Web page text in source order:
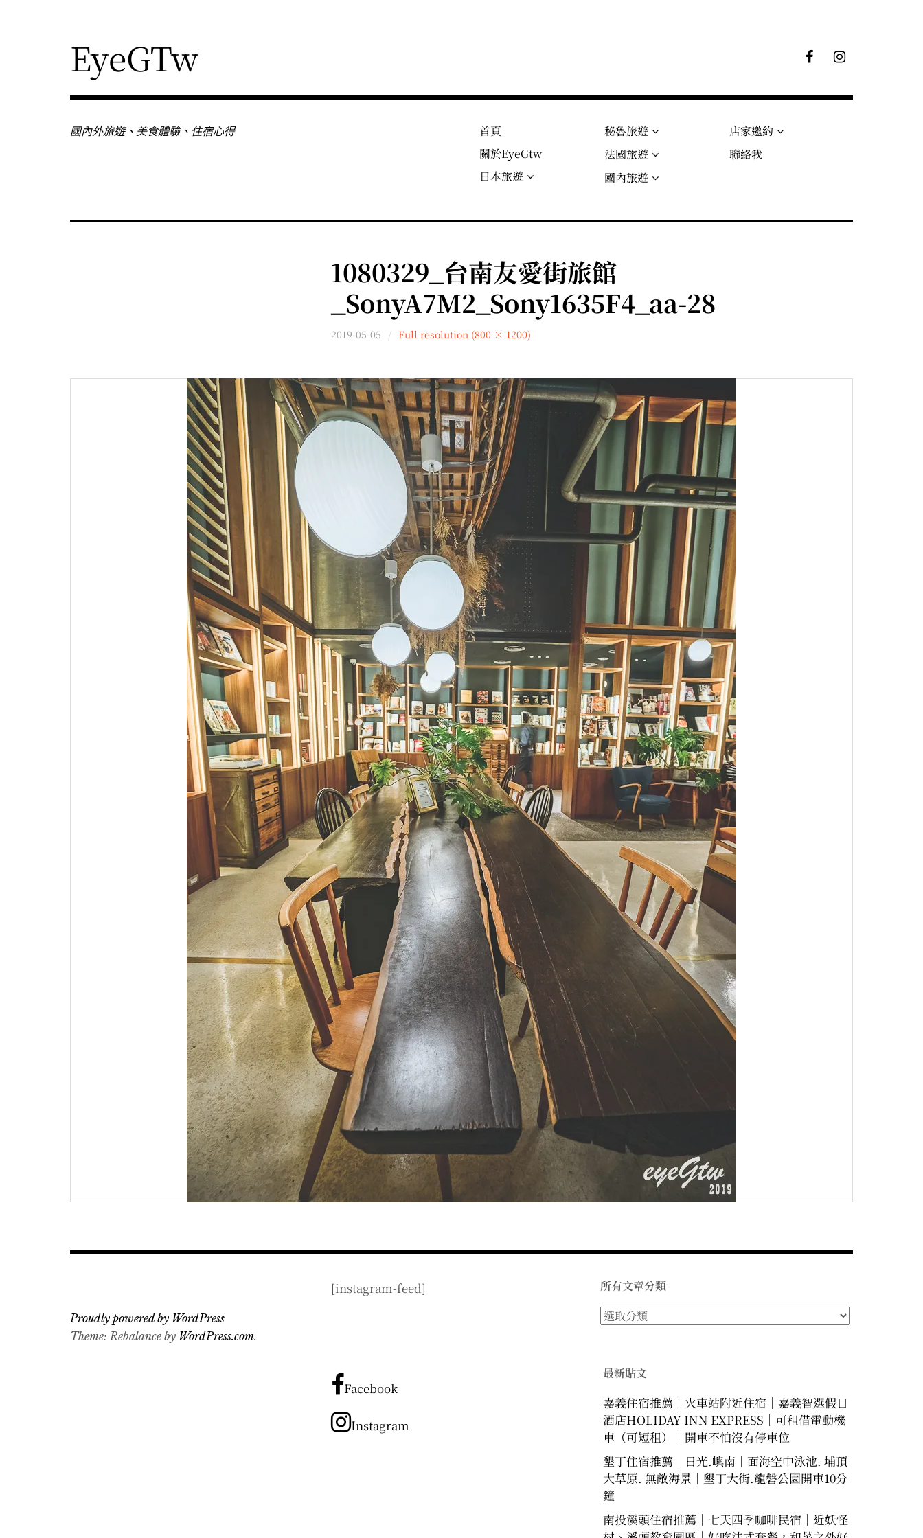
EyeGTw
絲
國內外旅遊、美食體驗、住宿心得
首頁
關於EyeGtw
日本旅遊
秘魯旅遊
法國旅遊
國內旅遊
店家邀約
聯絡我
1080329_台南友愛街旅館
_SonyA7M2_Sony1635F4_aa-28
2019-05-05 Full resolution (800 × 1200)
[instagram-feed] 所有文章分類
所
章
分
類
Facebook
Instagram
最新貼文
嘉義住宿推薦｜火車站附近住宿｜嘉義智選假日
酒店HOLIDAY INN EXPRESS｜可租借電動機
車（可短租）｜開車不怕沒有停車位
墾丁住宿推薦｜日光.嶼南｜面海空中泳池. 埔頂
大草原. 無敵海景｜墾丁大街.龍磐公園開車10分
鐘
南投溪頭住宿推薦｜七天四季咖啡民宿｜近妖怪
Proudly powered by WordPress
Theme: Rebalance by WordPress.com.